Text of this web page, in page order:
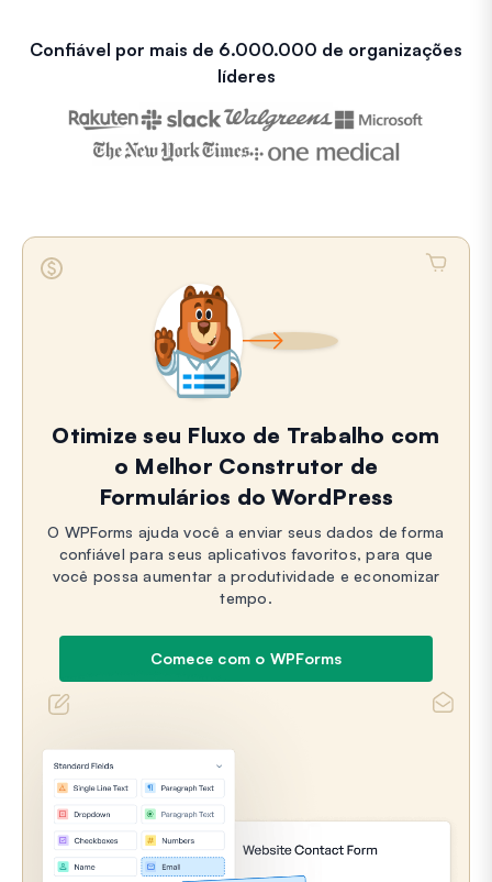
Confiável por mais de 6.000.000 de organizações
líderes
Otimize seu Fluxo de Trabalho com
o Melhor Construtor de
Formulários do WordPress
O WPForms ajuda você a enviar seus dados de forma
confiável para seus aplicativos favoritos, para que
você possa aumentar a produtividade e economizar
tempo.
Comece com o WPForms